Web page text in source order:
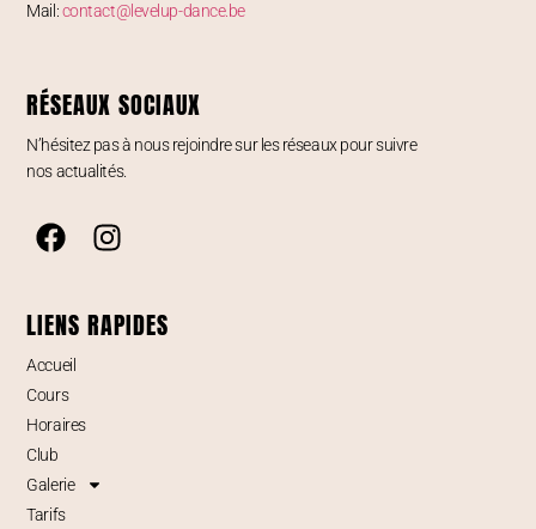
Mail:contact@levelup-dance.be
RÉSEAUX SOCIAUX
N’hésitez pas à nous rejoindre sur les réseaux pour suivre
nos actualités.
LIENS RAPIDES
Accueil
Cours
Horaires
Club
Galerie
Tarifs